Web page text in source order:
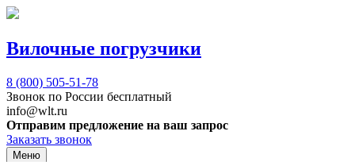
Вилочные погрузчики
8 (800) 505-51-78
Звонок по России бесплатный
info@wlt.ru
Отправим предложение на ваш запрос
Заказать звонок
Меню